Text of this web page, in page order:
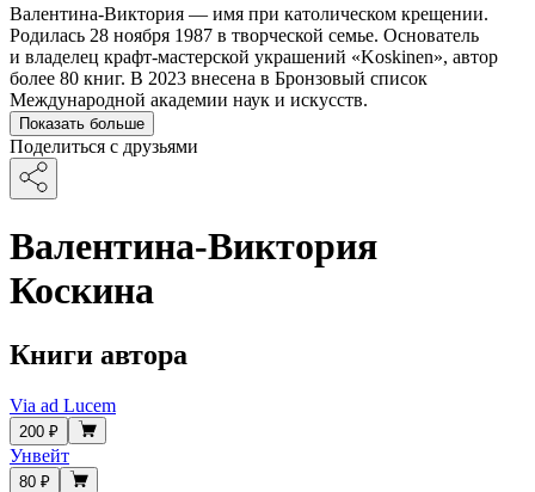
Валентина-Виктория — имя при католическом крещении.
Родилась 28 ноября 1987 в творческой семье. Основатель
и владелец крафт-мастерской украшений «Koskinen», автор
более 80 книг. В 2023 внесена в Бронзовый список
Международной академии наук и искусств.
Показать больше
Поделиться с друзьями
Валентина-Виктория
Коскина
Книги автора
Via ad Lucem
200 ₽
Унвейт
80 ₽